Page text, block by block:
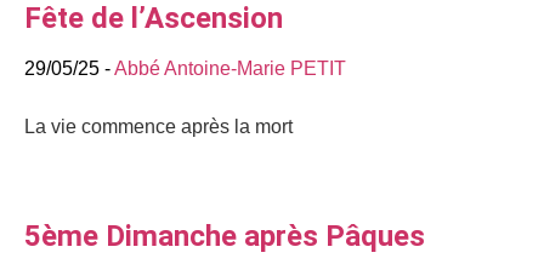
Fête de l’Ascension
29/05/25 -Abbé Antoine-Marie PETIT
La vie commence après la mort
5ème Dimanche après Pâques